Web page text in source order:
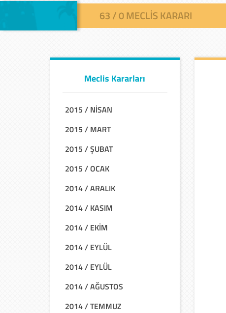
63 / 0 MECLIS KARARI
Meclis Kararları
2015 / NİSAN
2015 / MART
2015 / ŞUBAT
2015 / OCAK
2014 / ARALIK
2014 / KASIM
2014 / EKİM
2014 / EYLÜL
2014 / EYLÜL
2014 / AĞUSTOS
2014 / TEMMUZ